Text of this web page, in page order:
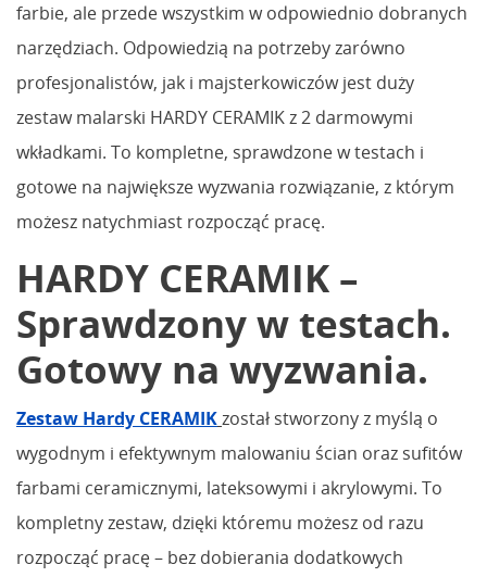
farbie, ale przede wszystkim w odpowiednio dobranych
narzędziach. Odpowiedzią na potrzeby zarówno
profesjonalistów, jak i majsterkowiczów jest duży
zestaw malarski HARDY CERAMIK z 2 darmowymi
wkładkami. To kompletne, sprawdzone w testach i
gotowe na największe wyzwania rozwiązanie, z którym
możesz natychmiast rozpocząć pracę.
HARDY CERAMIK –
Sprawdzony w testach.
Gotowy na wyzwania.
Zestaw Hardy CERAMIKzostał stworzony z myślą o
wygodnym i efektywnym malowaniu ścian oraz sufitów
farbami ceramicznymi, lateksowymi i akrylowymi. To
kompletny zestaw, dzięki któremu możesz od razu
rozpocząć pracę – bez dobierania dodatkowych